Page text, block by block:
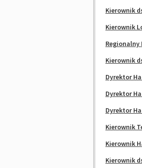
Kierownik
Kierownik
Kierownik
Dyrektor
Dyrektor
Dyrektor
Kierownik
Kierownik
Kierownik